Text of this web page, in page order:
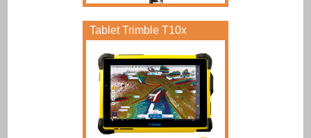
Tablet Trimble T10x